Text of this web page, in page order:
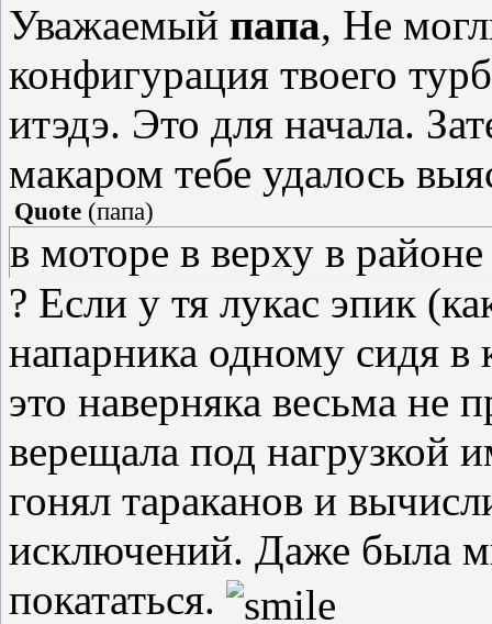
Уважаемый папа, Не
конфигурация твоего
итэдэ. Это для начала.
макаром тебе удалось
Quote (папа)
в моторе в верху в
? Если у тя лукас эпик
напарника одному сидя в
это наверняка весьма не
верещала под нагрузкой
гонял тараканов и
исключений. Даже была
покататься.